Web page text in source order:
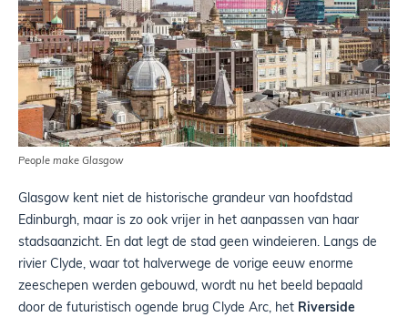
People make Glasgow
Glasgow kent niet de historische grandeur van hoofdstad
Edinburgh, maar is zo ook vrijer in het aanpassen van haar
stadsaanzicht. En dat legt de stad geen windeieren. Langs de
rivier Clyde, waar tot halverwege de vorige eeuw enorme
zeeschepen werden gebouwd, wordt nu het beeld bepaald
door de futuristisch ogende brug Clyde Arc, het Riverside